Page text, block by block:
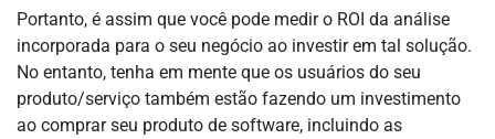
Portanto, é assim que você pode medir o ROI da análise
incorporada para o seu negócio ao investir em tal solução.
No entanto, tenha em mente que os usuários do seu
produto/serviço também estão fazendo um investimento
ao comprar seu produto de software, incluindo as